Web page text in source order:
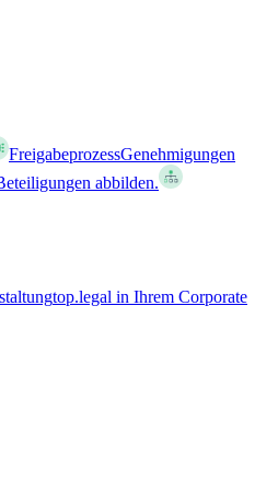
FreigabeprozessGenehmigungen
abbilden.
top.legal in Ihrem Corporate